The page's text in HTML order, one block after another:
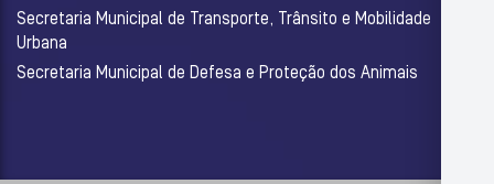
Secretaria Municipal de Transporte, Trânsito e Mobilidade
Urbana
Secretaria Municipal de Defesa e Proteção dos Animais